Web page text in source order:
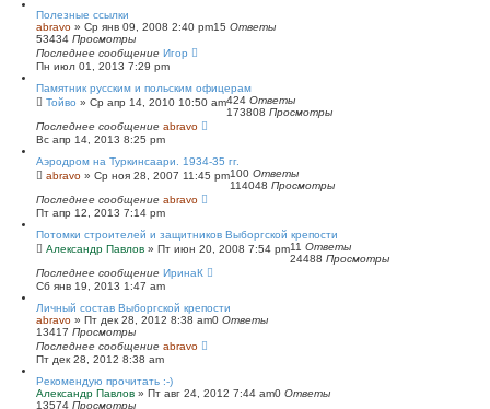
Полезные ссылки
abravo » Ср янв 09, 2008 2:40 pm15 Ответы
53434 Просмотры
Последнее сообщение Игор
Пн июл 01, 2013 7:29 pm
Памятник русским и польским офицерам
Тойво » Ср апр 14, 2010 10:50 am424 Ответы
173808 Просмотры
Последнее сообщение abravo
Вс апр 14, 2013 8:25 pm
Аэродром на Туркинсаари. 1934-35 гг.
abravo » Ср ноя 28, 2007 11:45 pm100 Ответы
114048 Просмотры
Последнее сообщение abravo
Пт апр 12, 2013 7:14 pm
Потомки строителей и защитников Выборгской крепости
Александр Павлов » Пт июн 20, 2008 7:54 pm11 Ответы
24488 Просмотры
Последнее сообщение ИринаК
Сб янв 19, 2013 1:47 am
Личный состав Выборгской крепости
abravo » Пт дек 28, 2012 8:38 am0 Ответы
13417 Просмотры
Последнее сообщение abravo
Пт дек 28, 2012 8:38 am
Рекомендую прочитать :-)
Александр Павлов » Пт авг 24, 2012 7:44 am0 Ответы
13574 Просмотры